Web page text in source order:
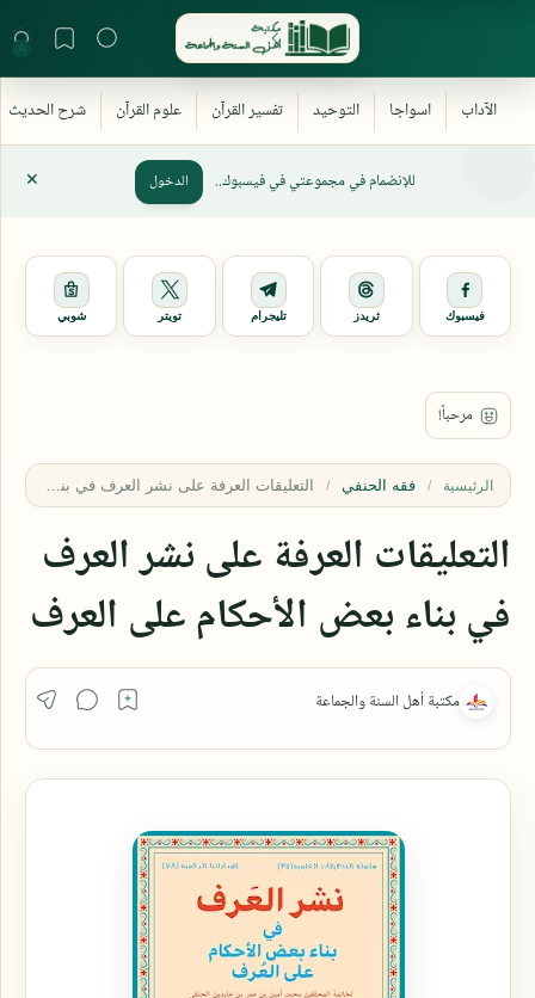
للإنضمام في مجموعتي في فيسبوك.. الدخول
فيسبوك ثريدز تليجرام تويتر شوبي
الرئيسية فقه الحنفي
التعليقات العرفة على نشر العرف
في بناء بعض الأحكام على العرف